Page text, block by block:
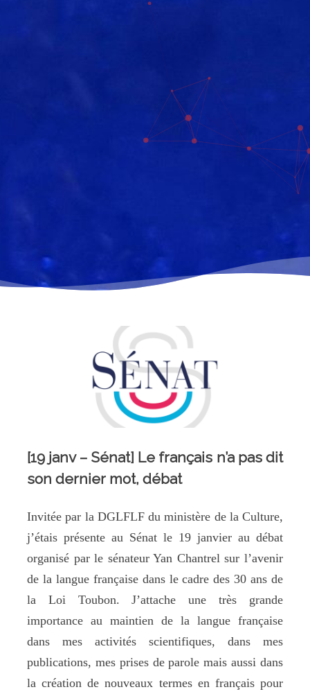
[19 janv – Sénat] Le français n’a pas dit
son dernier mot, débat
Invitée par la DGLFLF du ministère de la Culture,
j’étais présente au Sénat le 19 janvier au débat
organisé par le sénateur Yan Chantrel sur l’avenir
de la langue française dans le cadre des 30 ans de
la Loi Toubon. J’attache une très grande
importance au maintien de la langue française
dans mes activités scientifiques, dans mes
publications, mes prises de parole mais aussi dans
la création de nouveaux termes en français pour